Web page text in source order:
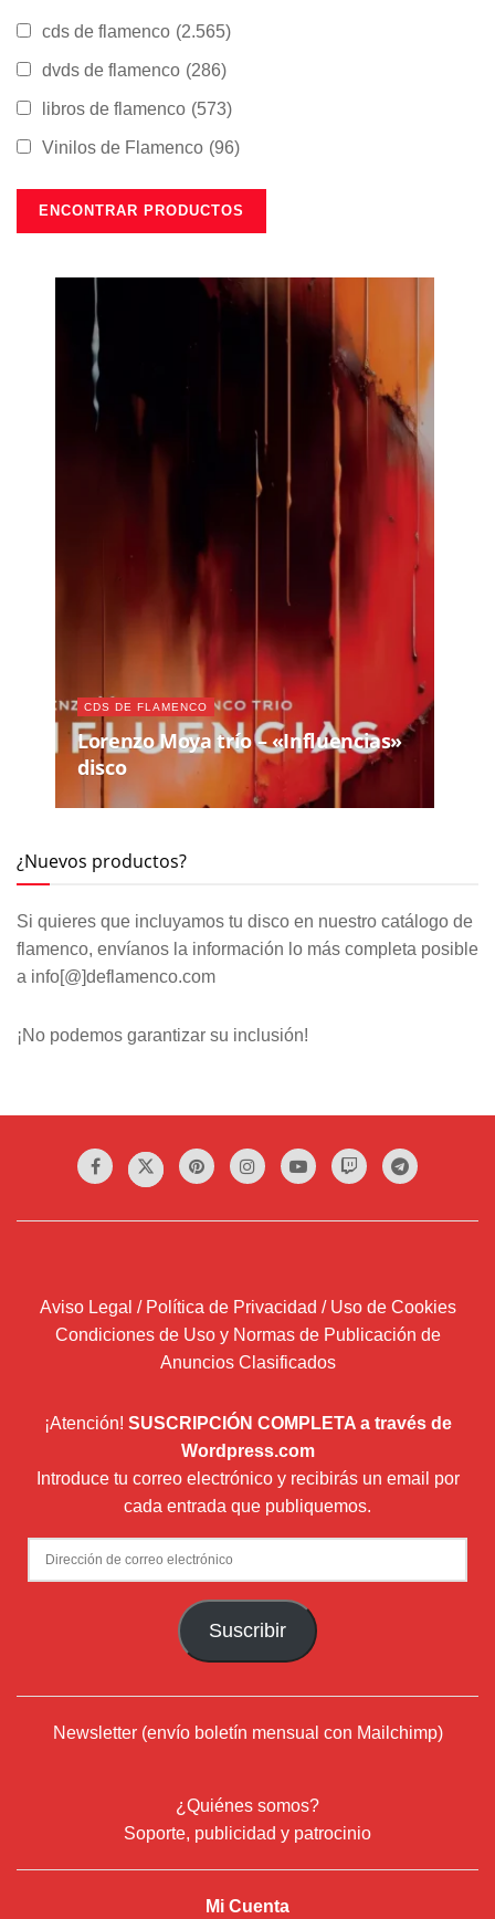
cds de flamenco (2.565)
dvds de flamenco (286)
libros de flamenco (573)
Vinilos de Flamenco (96)
CDS DE FLAMENCO
Lorenzo Moya trío – «Influencias»
disco
¿Nuevos productos?
Si quieres que incluyamos tu disco en nuestro catálogo de
flamenco, envíanos la información lo más completa posible
a info[@]deflamenco.com
¡No podemos garantizar su inclusión!
Aviso Legal / Política de Privacidad / Uso de Cookies
Condiciones de Uso y Normas de Publicación de
Anuncios Clasificados
¡Atención! SUSCRIPCIÓN COMPLETA a través de
Wordpress.com
Introduce tu correo electrónico y recibirás un email por
cada entrada que publiquemos.
Dirección
de
Suscribir
Newsletter (envío boletín mensual con Mailchimp)
¿Quiénes somos?
Soporte, publicidad y patrocinio
Mi Cuenta